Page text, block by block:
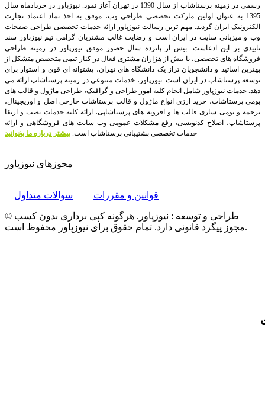
رسمی در زمینه پرستاشاپ از سال 1390 در تهران آغاز نمود. نیوزپاور در خردادماه سال
1395 به عنوان اولین مارکت تخصصی طراحی وب، موفق به اخذ نماد اعتماد تجارت
الکترونیک ایران گردید. مهم ترین رسالت نیوزپاور ارائه خدمات تخصصی طراحی صفحات
وب و میزبانی سایت در ایران است و رضایت غالب مشتریان گرامی تیم نیوزپاور سند
تاییدی بر این ادعاست. بیش از پانزده سال حضور موفق نیوزپاور در زمینه طراحی
فروشگاه های تخصصی، با بیش از هزاران مشتری فعال در کنار تیمی متخصص متشکل از
بهترین اساتید و دانشجویان تراز یک دانشگاه های تهران، پشتوانه ای قوی و استوار برای
توسعه پرستاشاپ در ایران است.نیوزپاور، خدمات متنوعی در زمینه پرستاشاپ ارائه می
دهد. خدمات نیوزپاور شامل انجام کلیه امور طراحی و گرافیک، طراحی ماژول و قالب های
بومی پرستاشاپ، خرید ارزی انواع ماژول و قالب پرستاشاپ خارجی اصل و اوریجینال،
ترجمه و بومی سازی قالب ها و افزونه های پرستاشاپی، ارائه کلیه خدمات نصب و ارتقا
پرستاشاپ، اصلاح کدنویسی، رفع مشکلات عمومی وب سایت های فروشگاهی و ارائه
خدمات تخصصی پشتیبانی پرستاشاپ است. بیشتر درباره ما بخوانید
مجوزهای نیوزپاور
قوانین و مقررات | سوالات متداول
© طراحی و توسعه : نیوزپاور. هرگونه کپی برداری بدون کسب
مجوز پیگرد قانونی دارد. تمام حقوق برای نیوزپاور محفوظ است.